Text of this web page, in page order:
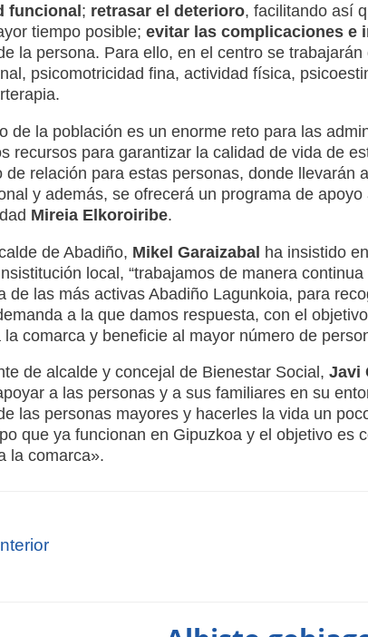
funcional; retrasar el deterioro, facilitando así
tiempo posible; evitar las complicaciones e
la persona. Para ello, en el centro se
psicomotricidad fina, actividad física,
de la población es un enorme reto para las
recursos para garantizar la calidad de vida de
de relación para estas personas, donde llevarán
y además, se ofrecerá un programa de apoyo
Mireia Elkoroiribe.
de Abadiño, Mikel Garaizabal ha insistido
local, “trabajamos de manera
de las más activas Abadiño Lagunkoia, para
a la que damos respuesta, con el
comarca y beneficie al mayor número de
de alcalde y concejal de Bienestar Social, Javi
a las personas y a sus familiares en su
las personas mayores y hacerles la vida un
que ya funcionan en Gipuzkoa y el objetivo es
la comarca».